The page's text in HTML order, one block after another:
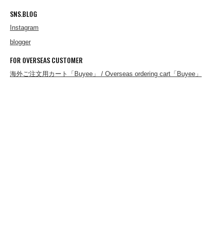
ARMY TWILL
B.A.F(Brooklyn Armed Forces Inc.)
SNS.BLOG
Instagram
blogger
FOR OVERSEAS CUSTOMER
海外ご注文用カート「Buyee」 / Overseas ordering cart「Buyee」